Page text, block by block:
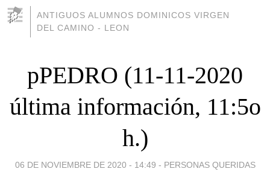
ANTIGUOS ALUMNOS DOMINICOS VIRGEN
DEL CAMINO - LEON
pPEDRO (11-11-2020
última información, 11:5o
h.)
06 DE NOVIEMBRE DE 2020 - 14:49 - PERSONAS QUERIDAS